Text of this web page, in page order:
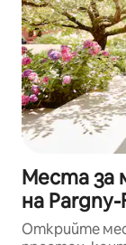
Места за
на Pargny-
Открийте